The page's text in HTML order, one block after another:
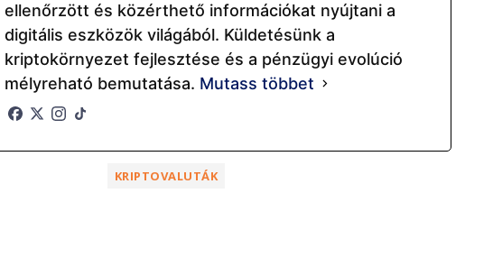
ellenőrzött és közérthető információkat nyújtani a
digitális eszközök világából. Küldetésünk a
kriptokörnyezet fejlesztése és a pénzügyi evolúció
mélyreható bemutatása. Mutass többet
KRIPTOVALUTÁK